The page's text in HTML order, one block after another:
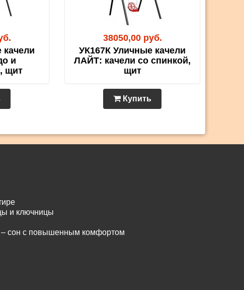
качели
и
щит
38050,00 руб.
УК167К Уличные качели
ЛАЙТ: качели со спинкой,
щит
Купить
и ключницы
сон с повышенным комфортом